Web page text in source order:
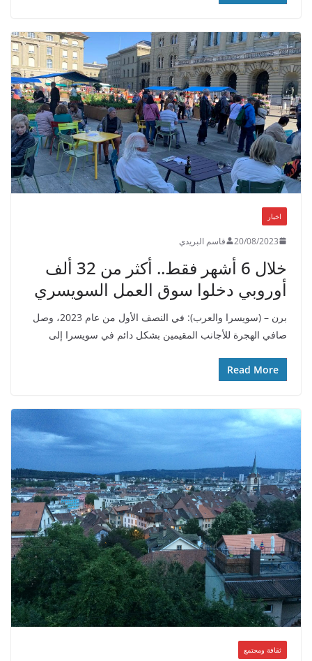
اخبار
20/08/2023 قاسم البريدي
خلال 6 أشهر فقط.. أكثر من 32 ألف
أوروبي دخلوا سوق العمل السويسري
برن – (سويسرا والعرب): في النصف الأول من عام 2023، وصل
صافي الهجرة للأجانب المقيمين بشكل دائم في سويسرا إلى
Read More
ثقافة ومجتمع